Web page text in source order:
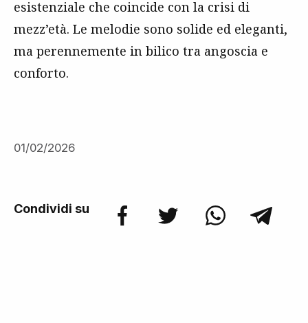
esistenziale che coincide con la crisi di
mezz’età. Le melodie sono solide ed eleganti,
ma perennemente in bilico tra angoscia e
conforto.
01/02/2026
Condividi su